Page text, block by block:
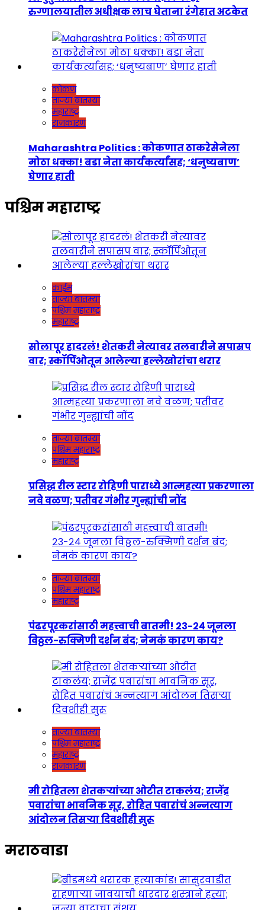
रुग्णालयातील अधीक्षक लाच घेताना रंगेहात अटकेत
कोकण
ताज्या बातम्या
महाराष्ट्र
राजकारण
Maharashtra Politics : कोकणात ठाकरेसेनेला
मोठा धक्का! बडा नेता कार्यकर्त्यांसह; ‘धनुष्यबाण’
घेणार हाती
पश्चिम महाराष्ट्र
क्राईम
ताज्या बातम्या
पश्चिम महाराष्ट्र
महाराष्ट्र
सोलापूर हादरलं! शेतकरी नेत्यावर तलवारीने सपासप
वार; स्कॉर्पिओतून आलेल्या हल्लेखोरांचा थरार
ताज्या बातम्या
पश्चिम महाराष्ट्र
महाराष्ट्र
प्रसिद्ध रील स्टार रोहिणी पाराध्ये आत्महत्या प्रकरणाला
नवे वळण; पतीवर गंभीर गुन्ह्यांची नोंद
ताज्या बातम्या
पश्चिम महाराष्ट्र
महाराष्ट्र
पंढरपूरकरांसाठी महत्त्वाची बातमी! २३-२४ जूनला
विठ्ठल-रुक्मिणी दर्शन बंद; नेमकं कारण काय?
ताज्या बातम्या
पश्चिम महाराष्ट्र
महाराष्ट्र
राजकारण
मी रोहितला शेतकऱ्यांच्या ओटीत टाकलंय; राजेंद्र
पवारांचा भावनिक सूर, रोहित पवारांचं अन्नत्याग
आंदोलन तिसऱ्या दिवशीही सुरू
मराठवाडा